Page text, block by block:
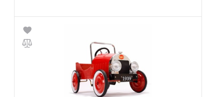
Гарантия:NO